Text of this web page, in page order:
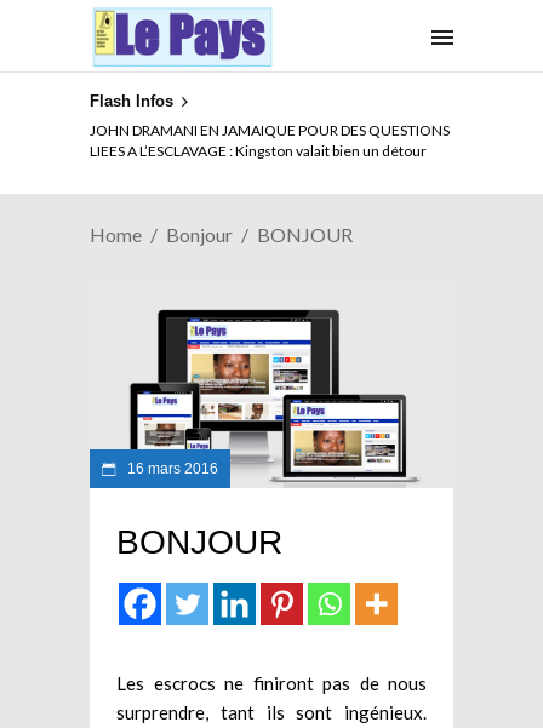
Flash Infos
JOHN DRAMANI EN JAMAIQUE POUR DES QUESTIONS
LIEES A L’ESCLAVAGE : Kingston valait bien un détour
Home Bonjour BONJOUR
16 mars 2016
BONJOUR
Les escrocs ne finiront pas de nous
surprendre, tant ils sont ingénieux.